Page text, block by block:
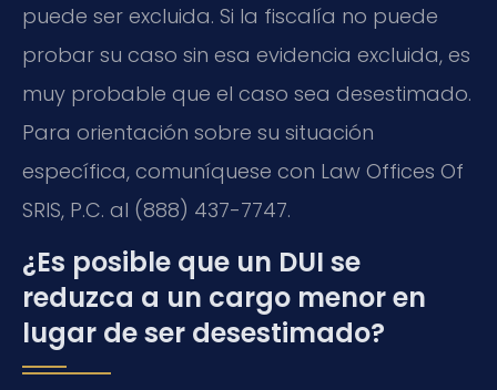
puede ser excluida. Si la fiscalía no puede
probar su caso sin esa evidencia excluida, es
muy probable que el caso sea desestimado.
Para orientación sobre su situación
específica, comuníquese con Law Offices Of
SRIS, P.C. al (888) 437-7747.
¿Es posible que un DUI se
reduzca a un cargo menor en
lugar de ser desestimado?